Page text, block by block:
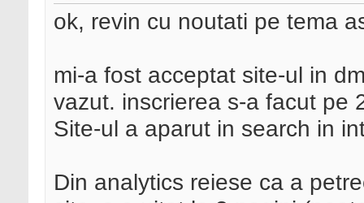
ok, revin cu noutati pe tema
mi-a fost acceptat site-ul in
vazut. inscrierea s-a facut pe
Site-ul a aparut in search in
Din analytics reiese ca a